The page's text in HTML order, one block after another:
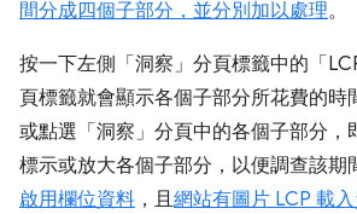
間分成四個子部分，並分別加以處理。
按一下左側「洞察」分頁標籤中的「
頁標籤就會顯示各個子部分所花費的時
或點選「洞察」分頁中的各個子部分，
標示或放大各個子部分，以便調查該期
啟用欄位資料 ，且網站有圖片 LCP 載